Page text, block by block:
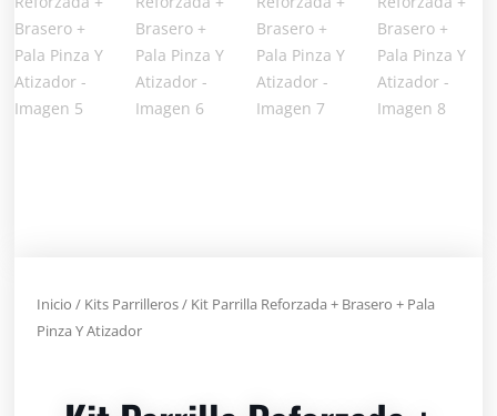
Inicio / Kits Parrilleros/ Kit Parrilla Reforzada + Brasero + Pala
Pinza Y Atizador